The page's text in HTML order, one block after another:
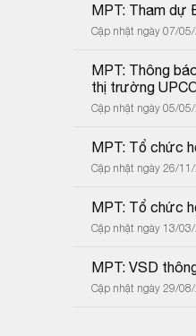
MPT: Tham dự
Cập nhật ngày 07/
MPT: Thông
thị trường
Cập nhật ngày 05/
MPT: Tổ chức
Cập nhật ngày 26/
MPT: Tổ chức
Cập nhật ngày 13/
MPT: VSD
Cập nhật ngày 29/